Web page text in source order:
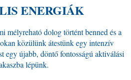
ENERGIÁK
mélyreható dolog történt benned és a
közülünk átestünk egy intenzív
egy újabb, döntő fontosságú aktiválási
lépünk.